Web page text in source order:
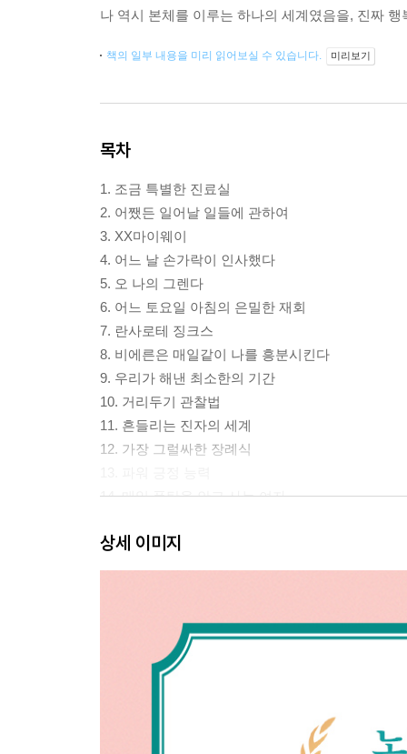
나 역시 본체를 이루는 하나의 세계였음을, 진짜
책의 일부 내용을 미리 읽어보실 수 있습니다. 미리보기
목차
1. 조금 특별한 진료실
2. 어쨌든 일어날 일들에 관하여
3. XX마이웨이
4. 어느 날 손가락이 인사했다
5. 오 나의 그렌다
6. 어느 토요일 아침의 은밀한 재회
7. 란사로테 징크스
8. 비에른은 매일같이 나를 흥분시킨다
9. 우리가 해낸 최소한의 기간
10. 거리두기 관찰법
11. 흔들리는 진자의 세계
12. 가장 그럴싸한 장례식
14. 매일 폭탄을 안고 사는 여자
16. 사랑도 후진이 되나요?
17. 24시간의 행적
감사의 말
상세 이미지